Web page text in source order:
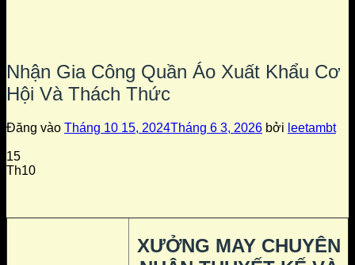
Nhận Gia Công Quần Áo Xuất Khẩu Cơ
Hội Và Thách Thức
Đăng vào Tháng 10 15, 2024Tháng 6 3, 2026 bởi leetambt
15
Th10
XƯỞNG MAY CHUYÊN